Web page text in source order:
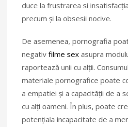
duce la frustrarea si
precum și la obsesii nocive.
De asemenea, pornografia
negativ filme sex asupra
raportează unii cu alții.
materiale pornografice poate
a empatiei și a capacității de a
cu alți oameni. În plus, poate
potențiala incapacitate de a